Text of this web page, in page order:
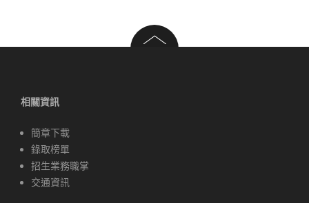
覽
相關資訊
簡章下載
錄取榜單
招生業務職掌
交通資訊